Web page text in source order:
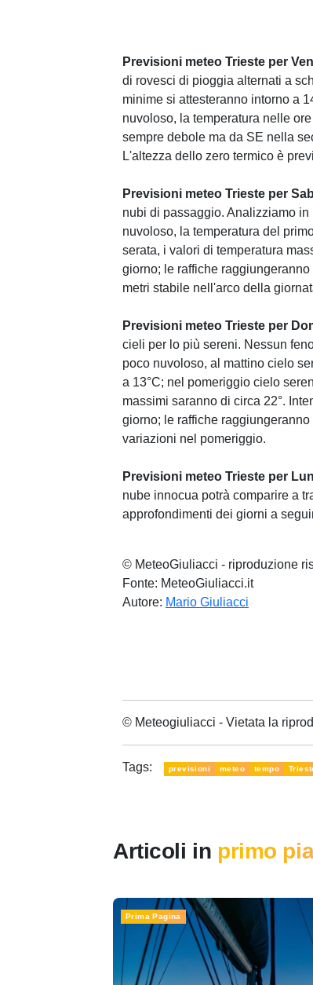
Previsioni meteo Trieste per
di rovesci di pioggia alternati a
minime si attesteranno intorno a
nuvoloso, la temperatura nelle
sempre debole ma da SE nella
L'altezza dello zero termico è
Previsioni meteo Trieste per
nubi di passaggio. Analizziamo
nuvoloso, la temperatura del
serata, i valori di temperatura
giorno; le raffiche
metri stabile nell'arco della
Previsioni meteo Trieste per
cieli per lo più sereni. Nessun
poco nuvoloso, al mattino cielo
a 13°C; nel pomeriggio cielo
massimi saranno di circa 22°.
giorno; le raffiche
variazioni nel pomeriggio.
Previsioni meteo Trieste per
nube innocua potrà comparire a
approfondimenti dei giorni a
© MeteoGiuliacci - riproduzione
Fonte: MeteoGiuliacci.it
Autore: Mario Giuliacci
© Meteogiuliacci - Vietata la
Tags: previsioni meteo tempo
Articoli in primo
Prima Pagina